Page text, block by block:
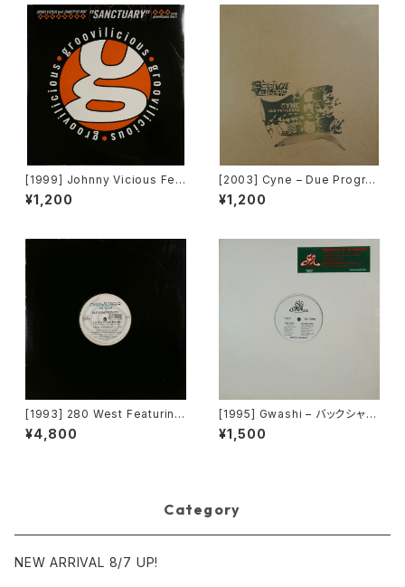
[1999] Johnny Vicious Fea
t. Dangerous Dave – Sanct
uary [Groovilicious]
¥1,200
[2003] Cyne – Due Progre
ss [Botanica Del Jibaro]
¥1,200
[1993] 280 West Featuring
Diamond Temple – Love's
Masquerade [Kaleidiasco
¥4,800
[1995] Gwashi – バックシャン
[Heavy Shit]
¥1,500
Category
NEW ARRIVAL 8/7 UP!